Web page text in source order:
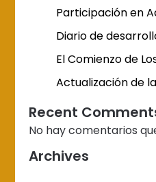
Participación en
Diario de
El Comienzo de
Actualización de
Recent
No hay comentarios
Archives